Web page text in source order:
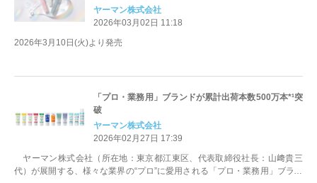
ヤーマン株式会社
2026年03月02日 11:18
2026年3月10日(火)より発売
「プロ・業務用」ブランドが累計出荷本数500万本*¹突
破
ヤーマン株式会社
2026年02月27日 17:39
ヤーマン株式会社（所在地：東京都江東区、代表取締役社長：山﨑貴三
代）が展開する、様々な業界の“プロ”に愛用される「プロ・業務用」ブラン